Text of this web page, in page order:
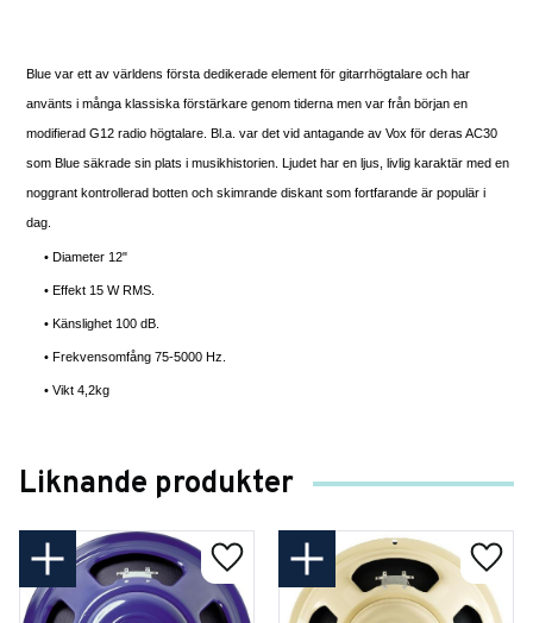
Blue var ett av världens första dedikerade element för gitarrhögtalare och har
använts i många klassiska förstärkare genom tiderna men var från början en
modifierad G12 radio högtalare. Bl.a. var det vid antagande av Vox för deras AC30
som Blue säkrade sin plats i musikhistorien. Ljudet har en ljus, livlig karaktär med en
noggrant kontrollerad botten och skimrande diskant som fortfarande är populär i
dag.
• Diameter 12"
• Effekt 15 W RMS.
• Känslighet 100 dB.
• Frekvensomfång 75-5000 Hz.
• Vikt 4,2kg
Liknande produkter